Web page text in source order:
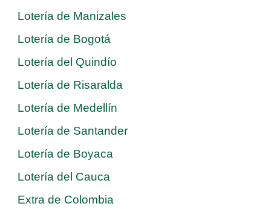
Lotería de Manizales
Lotería de Bogotá
Lotería del Quindío
Lotería de Risaralda
Lotería de Medellín
Lotería de Santander
Lotería de Boyaca
Lotería del Cauca
Extra de Colombia